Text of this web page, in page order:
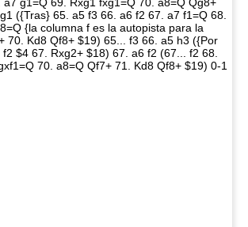
({Tras} 65. a5 f3 66. a6 f2 67. a7 f1=Q 68.
{la columna f es la autopista para la
70. Kd8 Qf8+ $19) 65... f3 66. a5 h3 ({Por
$4 67. Rxg2+ $18) 67. a6 f2 (67... f2 68.
70. a8=Q Qf7+ 71. Kd8 Qf8+ $19) 0-1